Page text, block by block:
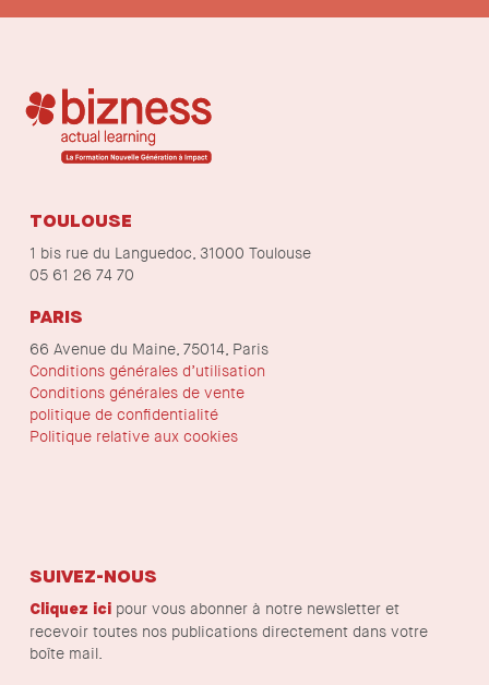
TOULOUSE
1 bis rue du Languedoc, 31000 Toulouse
05 61 26 74 70
PARIS
66 Avenue du Maine, 75014, Paris
Conditions générales d’utilisation
Conditions générales de vente
politique de confidentialité
Politique relative aux cookies
SUIVEZ-NOUS
Cliquez icipour vous abonner à notre newsletter et
recevoir toutes nos publications directement dans votre
boîte mail.